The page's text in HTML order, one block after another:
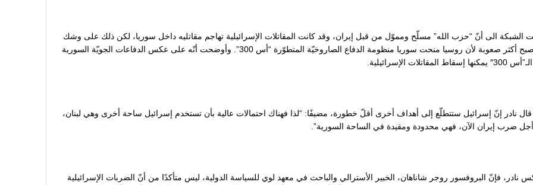
الشبكة الى أنّ “حزب الله” مسلّح ومموّل من قبل إيران، وقد كانت المقاتلات الإسرائيلية تهاجم مقاتليه داخل سوريا، لكن ذلك على وشك
أن يصبح أكثر صعوبة لأن روسيا منحت سوريا منظومة الدفاع الصاروخيّة المتطوّرة “أس 300”. وأوضحت أنّه على عكس الدفاعات الجويّة السورية
إسقاط المقاتلات الإسرائيلية.
قال نادر إنّ إسرائيل ستتطلّع إلى أهداف أخرى أقلّ خطورة، مضيفًا: “لذا فهناك احتمالات عالية بأن تستخدم إسرائيل ساحة أخرى وهي لبنان،
ضرب إيران الآن، فهي محدودة ومقيدة في الساحة السورية”.
نادر، فإنّ البروفسور روجر شاناهان، الخبير الأسترالي والباحث في معهد لوي للسياسة الدولية، ليس متأكدًا من أنّ الضربات الإسرائيلية